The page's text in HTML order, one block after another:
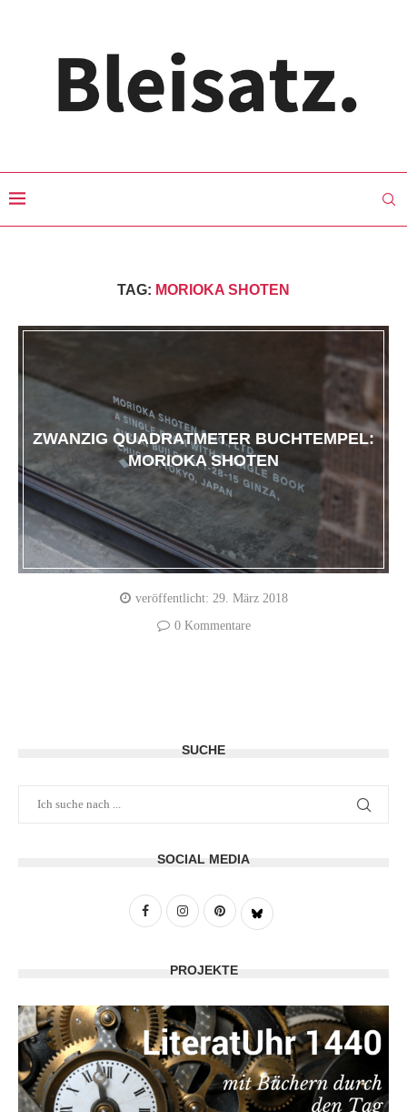
TAG: MORIOKA SHOTEN
ZWANZIG QUADRATMETER BUCHTEMPEL:
MORIOKA SHOTEN
veröffentlicht: 29. März 2018
0 Kommentare
SUCHE
SOCIAL MEDIA
PROJEKTE